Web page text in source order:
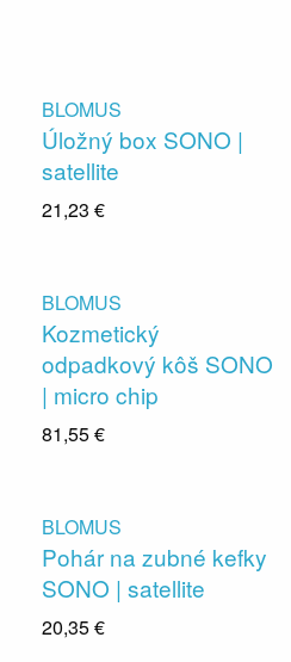
BLOMUS
Úložný box SONO |
satellite
21,23 €
BLOMUS
Kozmetický
odpadkový kôš SONO
| micro chip
81,55 €
BLOMUS
Pohár na zubné kefky
SONO | satellite
20,35 €